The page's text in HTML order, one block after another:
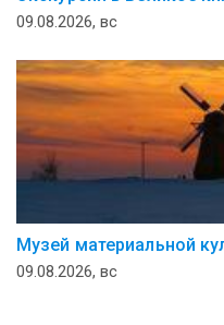
09.08.2026, вс
Музей ма­те­ри­аль­ной
09.08.2026, вс